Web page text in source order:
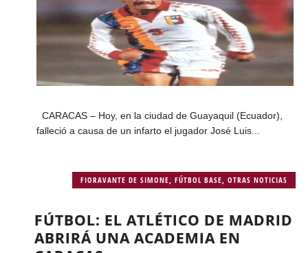
CARACAS – Hoy, en la ciudad de Guayaquil (Ecuador),
falleció a causa de un infarto el jugador José Luis...
FIORAVANTE DE SIMONE ,FÚTBOL BASE ,OTRAS NOTICIAS
FÚTBOL: EL ATLÉTICO DE MADRID
ABRIRÁ UNA ACADEMIA EN